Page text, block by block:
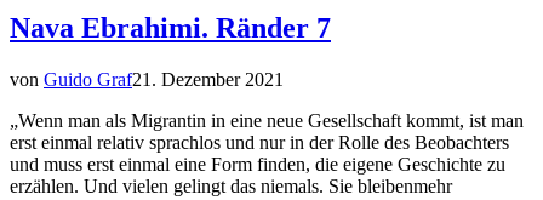
Nava Ebrahimi. Ränder 7
von Guido Graf21. Dezember 2021
„Wenn man als Migrantin in eine neue Gesellschaft kommt, ist man
erst einmal relativ sprachlos und nur in der Rolle des Beobachters
und muss erst einmal eine Form finden, die eigene Geschichte zu
erzählen. Und vielen gelingt das niemals. Sie bleibenmehr